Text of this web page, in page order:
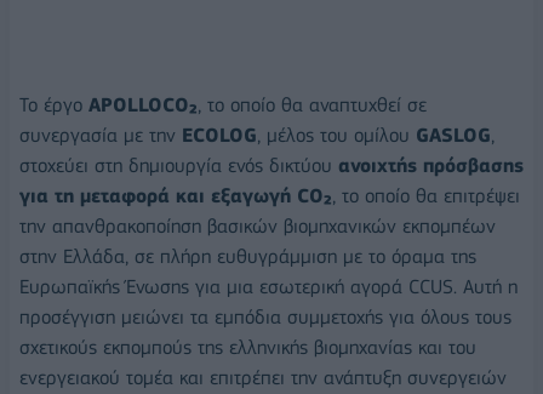
Το έργο APOLLOCO₂ , το οποίο θα αναπτυχθεί σε
συνεργασία με την ECOLOG , μέλος του ομίλου GASLOG
στοχεύει στη δημιουργία ενός δικτύου ανοιχτής πρόσβασης
για τη μεταφορά και εξαγωγή CO₂ , το οποίο θα επιτρέψει
την απανθρακοποίηση βασικών βιομηχανικών εκπομπέων
στην Ελλάδα, σε πλήρη ευθυγράμμιση με το όραμα της
Ευρωπαϊκής Ένωσης για μια εσωτερική αγορά CCUS. Αυτή η
προσέγγιση μειώνει τα εμπόδια συμμετοχής για όλους τους
σχετικούς εκπομπούς της ελληνικής βιομηχανίας και του
ενεργειακού τομέα και επιτρέπει την ανάπτυξη συνεργειών